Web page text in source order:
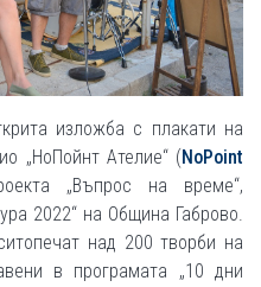
изложба с плакати на
„НоПойнт Ателие“ (NoPoint
„Въпрос на време“,
2022“ на Община Габрово.
над 200 творби на
в програмата „10 дни